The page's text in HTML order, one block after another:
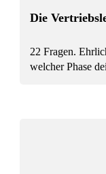
Die
22 Fragen.
welcher Phase